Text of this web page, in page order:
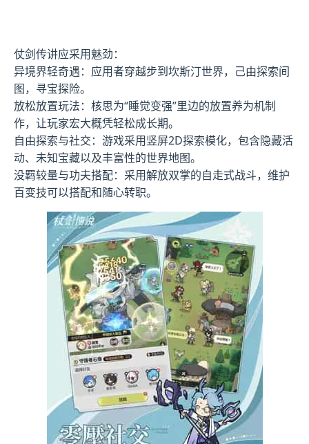
仗剑传讲应采用魅劲：
异境界轻奇遇：应用者穿越步到坎斯汀世界，己由探索间
图，寻宝探险。
放松放置玩法：核思为“睡觉变强”里边的放置养为机制
作，让玩家宏大概凭轻松成长期。
自由探索与社交：游戏采用竖屏2D探索模化，包含隐藏活
动、未知宝藏以及丰富性的世界地图。
没羁较量与功夫搭配：采用解放双掌的自走式战斗，维护
百变技可以搭配和随心转职。